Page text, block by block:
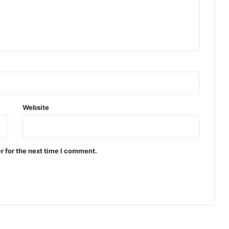
Website
for the next time I comment.